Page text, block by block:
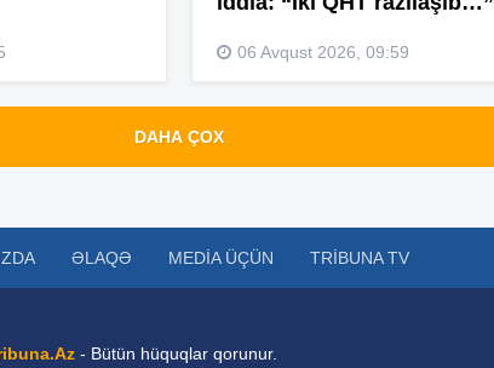
06 Avqust 2026, 09:59
DAHA ÇOX
ƏLAQƏ MEDIA ÜÇÜN TRIBUNA TV
- Bütün hüquqlar qorunur.